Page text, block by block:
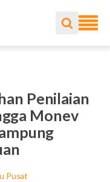
Penilaian
Monev
Pusat